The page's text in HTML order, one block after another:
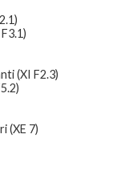
(XI F2.3)
(XE 7)